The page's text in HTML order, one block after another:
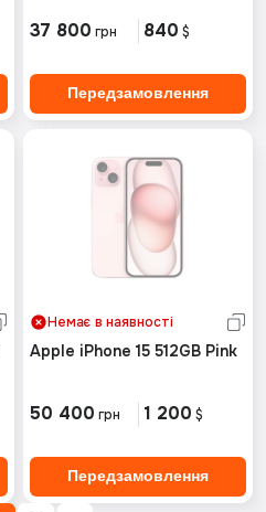
37 800 грн 840 $
Передзамовлення
Немає в наявності
Apple iPhone 15 512GB Pink
50 400 грн 1 200 $
Передзамовлення